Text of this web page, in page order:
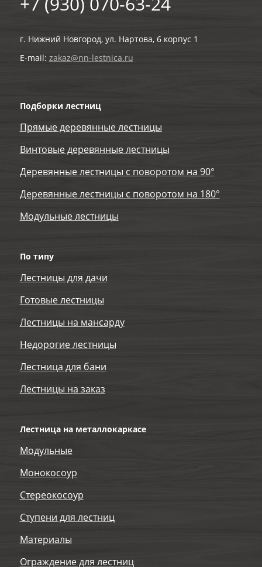
г. Нижний Новгород, ул. Нартова, 6 корпус 1
E-mail: zakaz@nn-lestnica.ru
Подборки лестниц
Прямые деревянные лестницы
Винтовые деревянные лестницы
Деревянные лестницы с поворотом на 90°
Деревянные лестницы с поворотом на 180°
Модульные лестницы
По типу
Лестницы для дачи
Готовые лестницы
Лестницы на мансарду
Недорогие лестницы
Лестница для бани
Лестницы на заказ
Лестница на металлокаркасе
Модульные
Монокосоур
Стереокосоур
Ступени для лестниц
Материалы
Ограждение для лестниц